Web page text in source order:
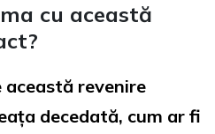
cu această
această revenire
decedată, cum ar fi